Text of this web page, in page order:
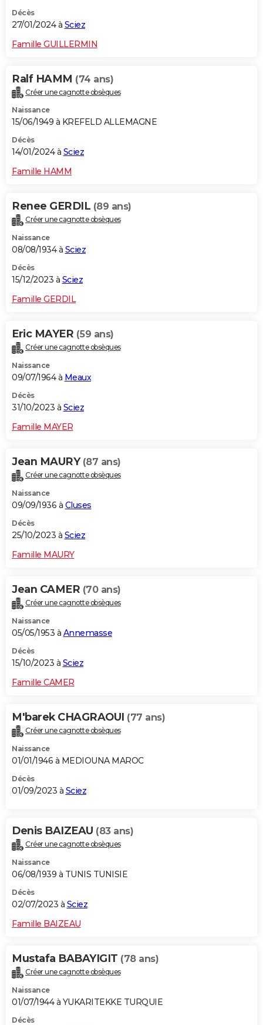
Décès
27/01/2024 à Sciez
Famille GUILLERMIN
Ralf HAMM (74 ans)
Créer une cagnotte obsèques
Naissance
15/06/1949 à KREFELD ALLEMAGNE
Décès
14/01/2024 à Sciez
Famille HAMM
Renee GERDIL (89 ans)
Créer une cagnotte obsèques
Naissance
08/08/1934 à Sciez
Décès
15/12/2023 à Sciez
Famille GERDIL
Eric MAYER (59 ans)
Créer une cagnotte obsèques
Naissance
09/07/1964 à Meaux
Décès
31/10/2023 à Sciez
Famille MAYER
Jean MAURY (87 ans)
Créer une cagnotte obsèques
Naissance
09/09/1936 à Cluses
Décès
25/10/2023 à Sciez
Famille MAURY
Jean CAMER (70 ans)
Créer une cagnotte obsèques
Naissance
05/05/1953 à Annemasse
Décès
15/10/2023 à Sciez
Famille CAMER
M'barek CHAGRAOUI (77 ans)
Créer une cagnotte obsèques
Naissance
01/01/1946 à MEDIOUNA MAROC
Décès
01/09/2023 à Sciez
Denis BAIZEAU (83 ans)
Créer une cagnotte obsèques
Naissance
06/08/1939 à TUNIS TUNISIE
Décès
02/07/2023 à Sciez
Famille BAIZEAU
Mustafa BABAYIGIT (78 ans)
Créer une cagnotte obsèques
Naissance
01/07/1944 à YUKARITEKKE TURQUIE
Décès